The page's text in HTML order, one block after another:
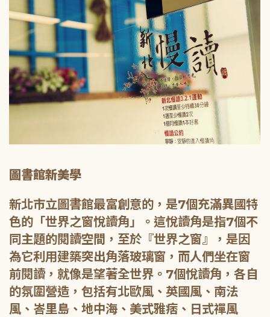
圖書館新美學
新北市立圖書館最富創意的，是7個充滿異國特
色的「世界之窗悅讀角」。這悅讀角是指7個不
同主題的閱讀空間，至於『世界之窗』，是因
為它利用建築突出角落玻璃窗，而人們坐在窗
前閱讀，就像是望著全世界。7個悅讀角，各自
的氛圍營造，包括有北歐風、英國風、南法
風、峇里島、地中海、美式雅痞、日式禪風